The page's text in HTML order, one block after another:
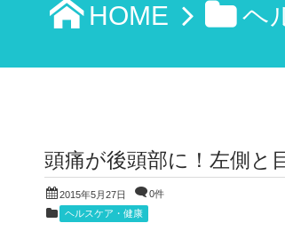
HOME ヘ
頭痛が後頭部に！左側と
2015年5月27日
0件
ヘルスケア・健康